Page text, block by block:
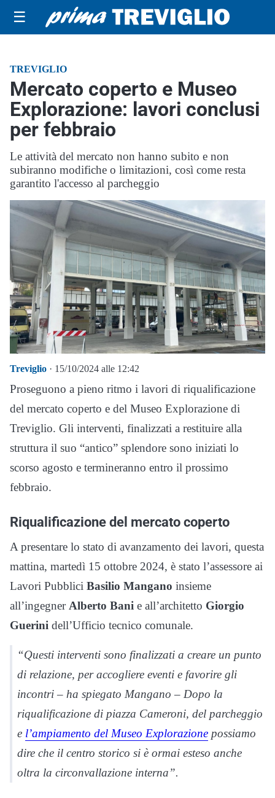
☰
TREVIGLIO
Mercato coperto e Museo
Explorazione: lavori conclusi
per febbraio
Le attività del mercato non hanno subito e non
subiranno modifiche o limitazioni, così come resta
garantito l'accesso al parcheggio
Treviglio · 15/10/2024 alle 12:42
Proseguono a pieno ritmo i lavori di riqualificazione
del mercato coperto e del Museo Explorazione di
Treviglio. Gli interventi, finalizzati a restituire alla
struttura il suo “antico” splendore sono iniziati lo
scorso agosto e termineranno entro il prossimo
febbraio.
Riqualificazione del mercato coperto
A presentare lo stato di avanzamento dei lavori, questa
mattina, martedì 15 ottobre 2024, è stato l’assessore ai
Lavori Pubblici Basilio Mangano insieme
all’ingegner Alberto Bani e all’architetto Giorgio
Guerini dell’Ufficio tecnico comunale.
“Questi interventi sono finalizzati a creare un punto
di relazione, per accogliere eventi e favorire gli
incontri – ha spiegato Mangano – Dopo la
riqualificazione di piazza Cameroni, del parcheggio
e l’ampiamento del Museo Explorazione possiamo
dire che il centro storico si è ormai esteso anche
oltra la circonvallazione interna”.